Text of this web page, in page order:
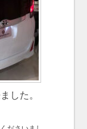
した。